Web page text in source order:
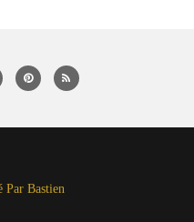
Par Bastien